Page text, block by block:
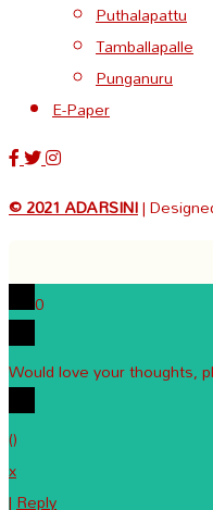
Puthalapattu
Tamballapalle
Punganuru
E-Paper
© 2021 ADARSINI|
0
Would love your thoughts,
()
x
|Reply